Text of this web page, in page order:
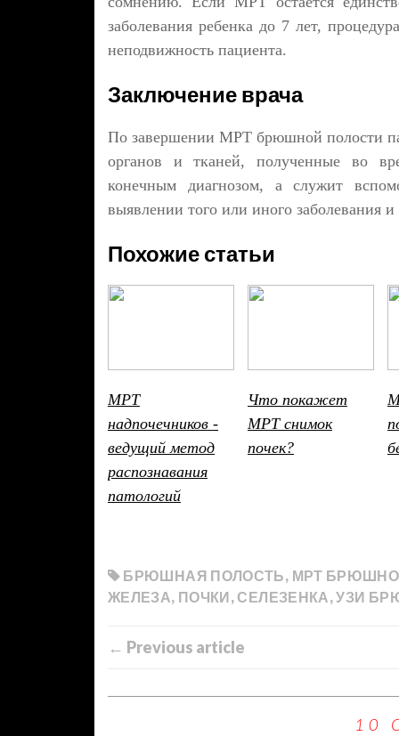
заболевания ребенка до 7 лет,
неподвижность пациента.
Заключение врача
По завершении МРТ брюшной полости
органов и тканей, полученные во
конечным диагнозом, а служит
выявлении того или иного заболевания
Похожие статьи
МРТ
надпочечников -
ведущий метод
распознавания
патологий
Что покажет
МРТ снимок
почек?
БРЮШНАЯ ПОЛОСТЬ, МРТ
ЖЕЛЕЗА, ПОЧКИ,СЕЛЕЗЕНКА,УЗИ
← Previous article
10